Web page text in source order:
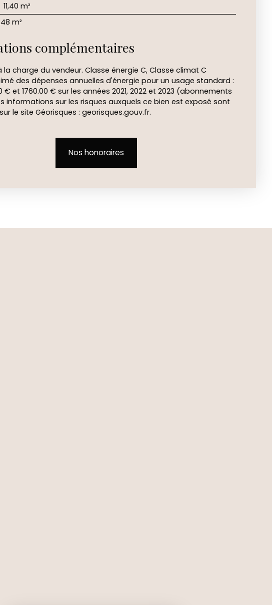
11,40 m²
m²
complémentaires
la charge du vendeur. Classe énergie C, Classe climat C
des dépenses annuelles d'énergie pour un usage standard :
€ et 1760.00 € sur les années 2021, 2022 et 2023 (abonnements
informations sur les risques auxquels ce bien est exposé sont
le site Géorisques : georisques.gouv.fr.
Nos honoraires